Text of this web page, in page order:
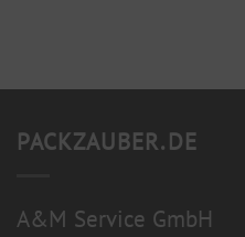
PACKZAUBER.DE
A&M Service GmbH